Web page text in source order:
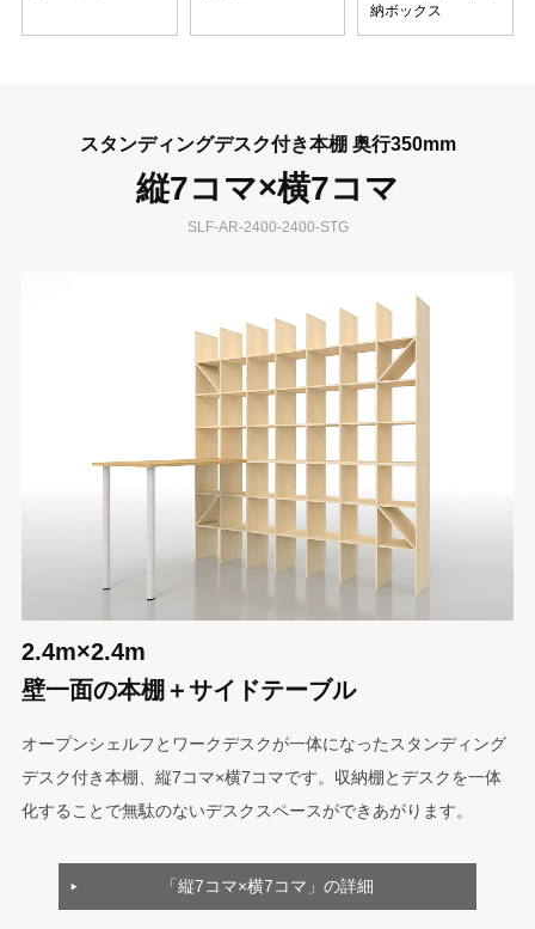
納ボックス
スタンディングデスク付き本棚 奥行350mm
縦7コマ×横7コマ
SLF-AR-2400-2400-STG
2.4m×2.4m
壁一面の本棚＋サイドテーブル
オープンシェルフとワークデスクが一体になったスタンディング
デスク付き本棚、縦7コマ×横7コマです。収納棚とデスクを一体
化することで無駄のないデスクスペースができあがります。
「縦7コマ×横7コマ」の詳細